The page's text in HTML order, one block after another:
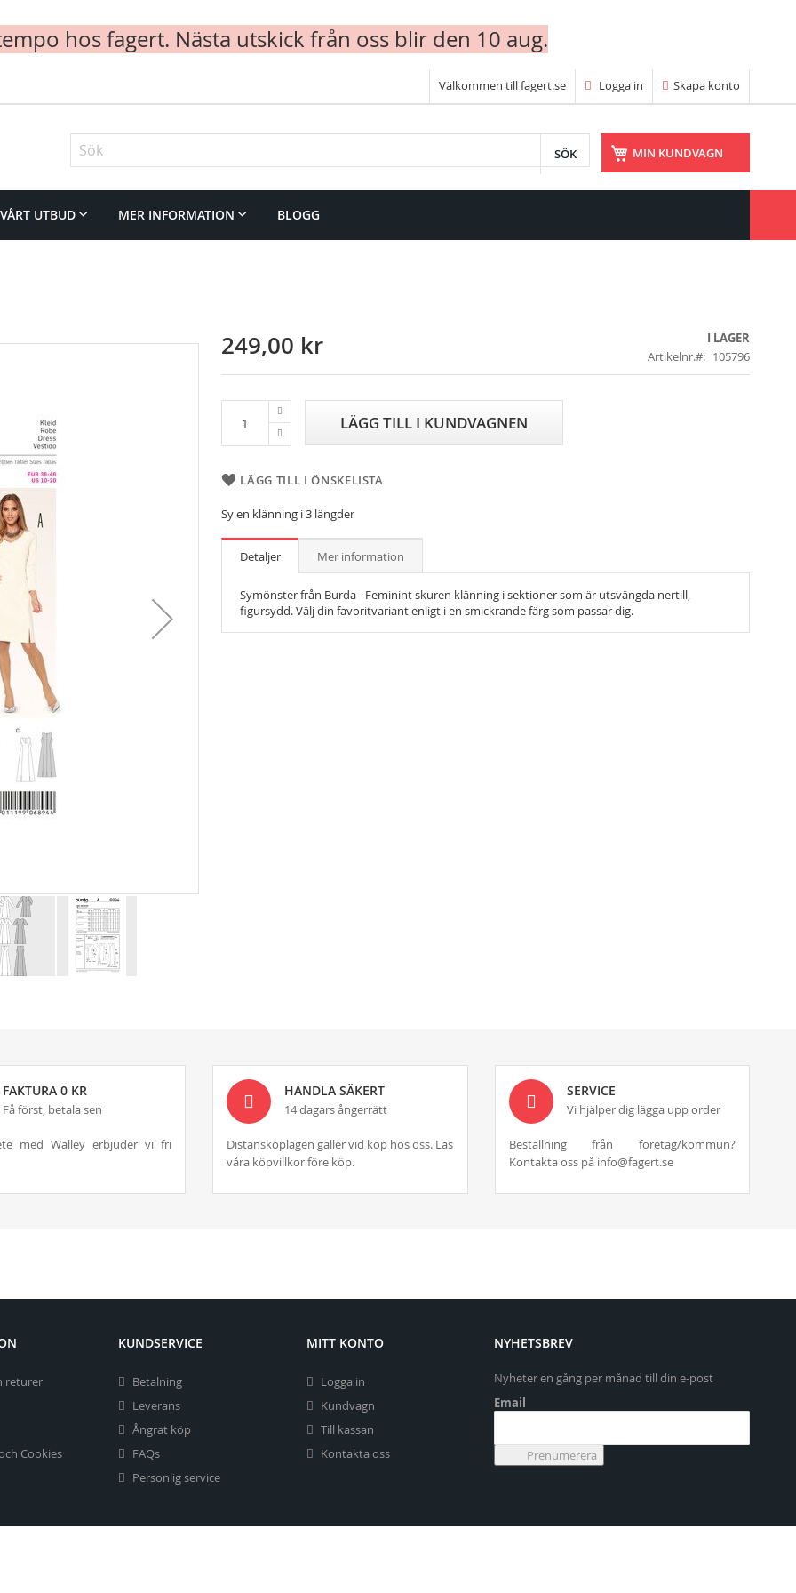
hos fagert. Nästa utskick från oss blir den 10 aug.
Välkommen till fagert.se Logga in Skapa konto
MIN KUNDVAGN
Sök
VÅRT UTBUD MER INFORMATION BLOGG
249,00 kr
I LAGER
Artikelnr.
105796
LÄGG TILL I KUNDVAGNEN
LÄGG TILL I ÖNSKELISTA
Sy en klänning i 3 längder
Detaljer
Symönster från Burda - Feminint skuren klänning i sektioner som är utsvängda nertill,
figursydd. Välj din favoritvariant enligt i en smickrande färg som passar dig.
Mer information
FAKTURA 0 KR
Få först, betala sen
med Walley erbjuder vi fri
HANDLA SÄKERT
14 dagars ångerrätt
Distansköplagen gäller vid köp hos oss. Läs
våra köpvillkor före köp.
SERVICE
Vi hjälper dig lägga upp order
Beställning från företag/kommun?
Kontakta oss på info@fagert.se
returer
Cookies
KUNDSERVICE
Betalning
Leverans
Ångrat köp
FAQs
Personlig service
MITT KONTO
Logga in
Kundvagn
Till kassan
Kontakta oss
NYHETSBREV
Nyheter en gång per månad till din e-post
Email